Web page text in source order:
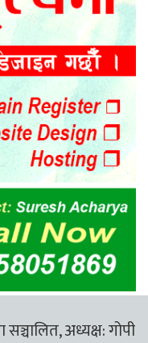
सञ्चालित, अध्यक्ष: गोपी